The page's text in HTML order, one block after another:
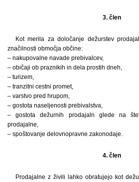
3. člen
Kot merila za določanje dežurstev
značilnosti območja občine:
– nakupovalne navade prebivalcev,
– običaji ob praznikih in dela prostih dneh,
– turizem,
– tranzitni cestni promet,
– varstvo pred hrupom,
– gostota naseljenosti prebivalstva,
– gostota dežurnih prodajaln glede na
prodajalne,
– spoštovanje delovnopravne zakonodaje.
4. člen
Prodajalne z živili lahko obratujejo kot